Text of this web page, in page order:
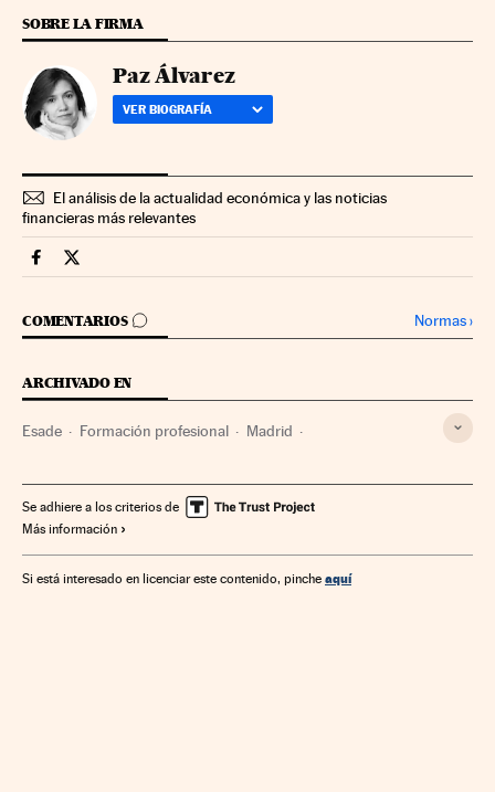
SOBRE LA FIRMA
Paz Álvarez
VER BIOGRAFÍA
El análisis de la actualidad económica y las noticias
financieras más relevantes
Companias Cinco Días en Facebook
Companias Cinco Días en Twitter
COMENTARIOS
IR A LOS COMENTARIOS Normas›
ARCHIVADO EN
Esade Formación profesional Madrid
Latinoamérica España Sistema educativo
América Derecho
Centros educativos Educación
Se adhiere a los criterios de
Más información
Si está interesado en licenciar este contenido, pinche aquí